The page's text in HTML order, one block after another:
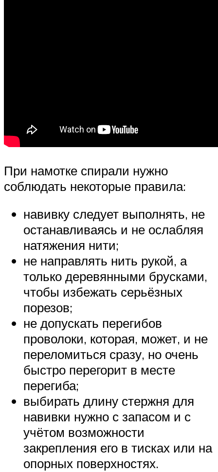
При намотке спирали нужно
соблюдать некоторые правила:
навивку следует выполнять, не
останавливаясь и не ослабляя
натяжения нити;
не направлять нить рукой, а
только деревянными брусками,
чтобы избежать серьёзных
порезов;
не допускать перегибов
проволоки, которая, может, и не
переломиться сразу, но очень
быстро перегорит в месте
перегиба;
выбирать длину стержня для
навивки нужно с запасом и с
учётом возможности
закрепления его в тисках или на
опорных поверхностях.